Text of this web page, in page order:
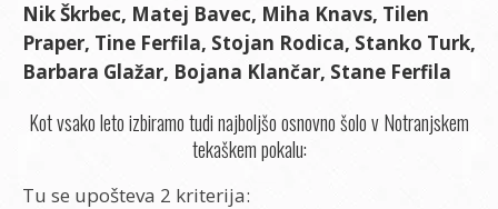
Nik Škrbec, Matej Bavec, Miha Knavs, Tilen
Praper, Tine Ferfila, Stojan Rodica, Stanko Turk,
Barbara Glažar, Bojana Klančar, Stane Ferfila
Kot vsako leto izbiramo tudi najboljšo osnovno šolo v Notranjskem
tekaškem pokalu:
Tu se upošteva 2 kriterija: